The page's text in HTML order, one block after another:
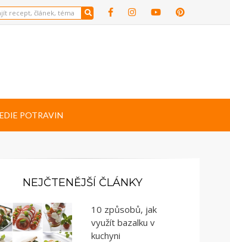
POTRAVIN
NEJČTENĚJŠÍ ČLÁNKY
10 způsobů, jak
využít bazalku v
kuchyni